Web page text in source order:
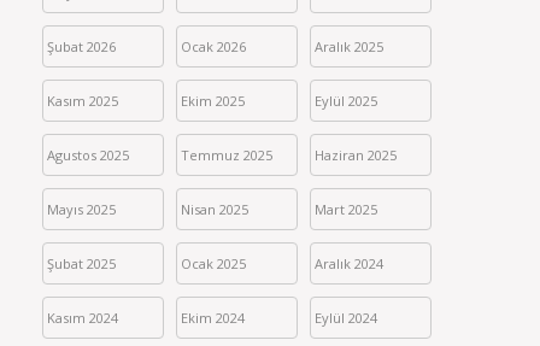
Şubat 2026 Ocak 2026 Aralık 2025
Kasım 2025 Ekim 2025 Eylül 2025
Agustos 2025 Temmuz 2025 Haziran 2025
Mayıs 2025 Nisan 2025 Mart 2025
Şubat 2025 Ocak 2025 Aralık 2024
Kasım 2024 Ekim 2024 Eylül 2024